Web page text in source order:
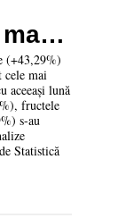
(+43,29%)
cele mai
aceeași lună
fructele
s-au
Statistică